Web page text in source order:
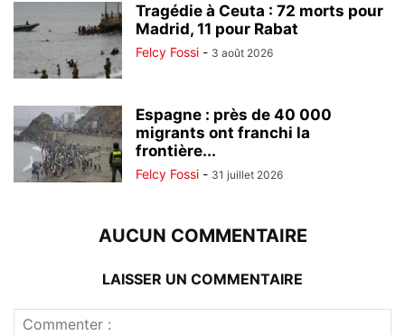
Tragédie à Ceuta : 72 morts pour
Madrid, 11 pour Rabat
Felcy Fossi - 3 août 2026
Espagne : près de 40 000
migrants ont franchi la
frontière...
Felcy Fossi - 31 juillet 2026
AUCUN COMMENTAIRE
LAISSER UN COMMENTAIRE